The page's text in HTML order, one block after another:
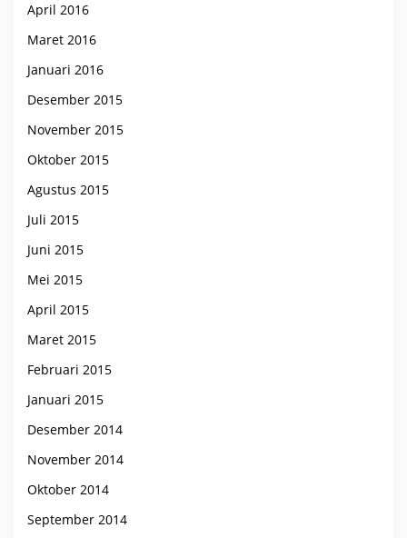
April 2016
Maret 2016
Januari 2016
Desember 2015
November 2015
Oktober 2015
Agustus 2015
Juli 2015
Juni 2015
Mei 2015
April 2015
Maret 2015
Februari 2015
Januari 2015
Desember 2014
November 2014
Oktober 2014
September 2014